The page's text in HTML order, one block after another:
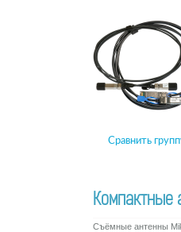
Сравнить
Компактные
Съёмные антенны